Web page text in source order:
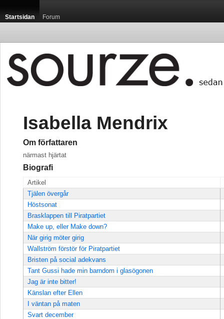
Startsidan Forum
Isabella Mendrix
Om författaren
närmast hjärtat
Biografi
Artikel
Tjälen övergår
Höstsonat
Brasklappen till Piratpartiet
Make up, eller Make down?
När girig möter girig
Wallström förstör för Piratpartiet
Bristen på social adekvans
Tant Gussi hade min barndom i glasögonen
Jag är inte bitter!
Känslan efter Ellen
I väntan på maten
Svart december